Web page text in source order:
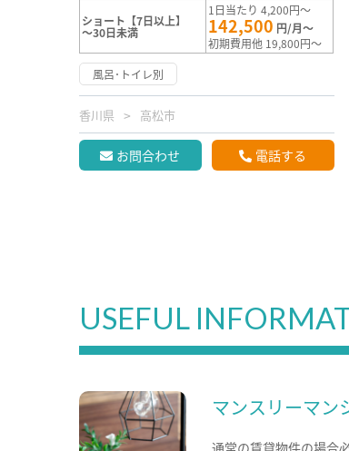
ショート【7日以上】
～30日未満
1日当たり 4,200円～
142,500 円/月～
初期費用他 19,800円～
風呂･トイレ別
香川県 高松市
お問合わせ 電話する
USEFUL
マンスリーマン
通常の賃貸物件の場合